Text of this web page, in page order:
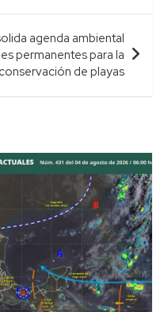
agenda ambiental
permanentes para la
conservación de playas